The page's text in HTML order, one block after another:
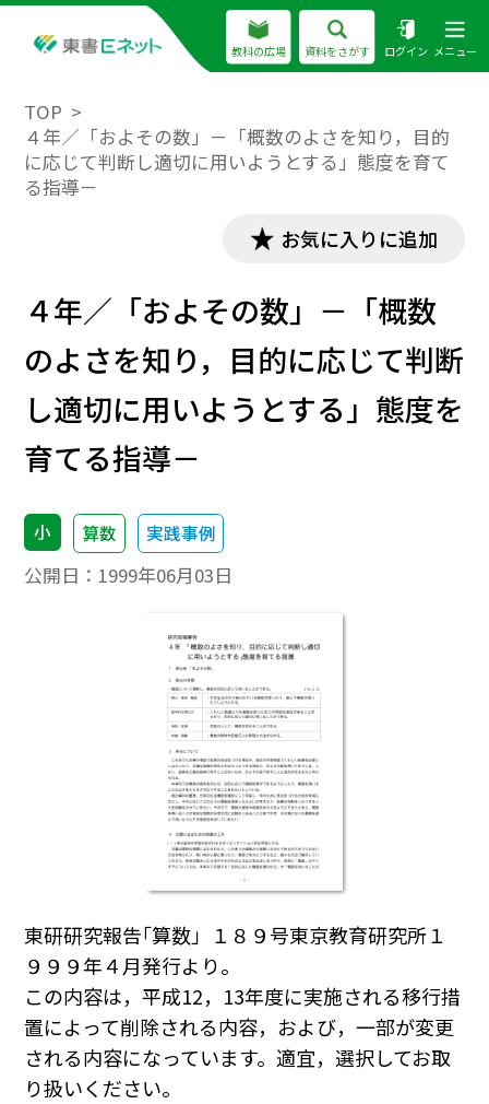
教科の広場 資料をさがす ログイン メニュー
TOP
４年／「およその数」－「概数のよさを知り，目的
に応じて判断し適切に用いようとする」態度を育て
る指導－
お気に入りに追加
４年／「およその数」－「概数
のよさを知り，目的に応じて判断
し適切に用いようとする」態度を
育てる指導－
小 算数 実践事例
公開日： 1999年06月03日
東研研究報告｢算数」１８９号東京教育研究所１
９９９年４月発行より。
この内容は，平成12，13年度に実施される移行措
置によって削除される内容，および，一部が変更
される内容になっています。適宜，選択してお取
り扱いください。